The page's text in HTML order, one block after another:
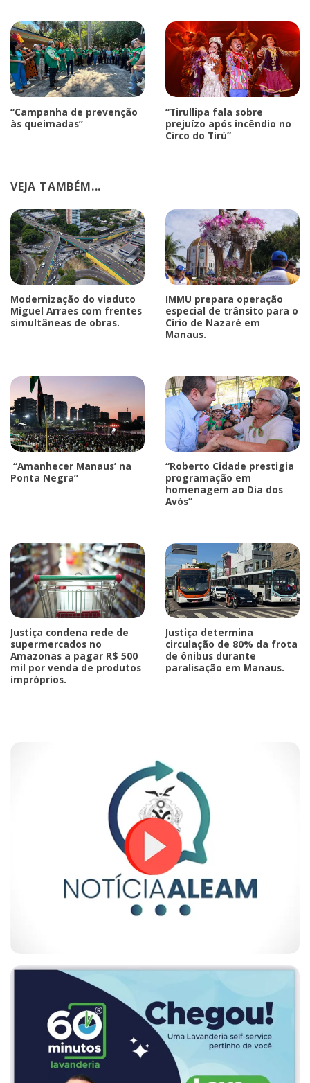
“Campanha de prevenção
às queimadas”
“Tirullipa fala sobre
prejuízo após incêndio no
Circo do Tirú”
VEJA TAMBÉM...
Modernização do viaduto
Miguel Arraes com frentes
simultâneas de obras.
IMMU prepara operação
especial de trânsito para o
Círio de Nazaré em
Manaus.
“Amanhecer Manaus’ na
Ponta Negra”
“Roberto Cidade prestigia
programação em
homenagem ao Dia dos
Avós”
Justiça condena rede de
supermercados no
Amazonas a pagar R$ 500
mil por venda de produtos
impróprios.
Justiça determina
circulação de 80% da frota
de ônibus durante
paralisação em Manaus.